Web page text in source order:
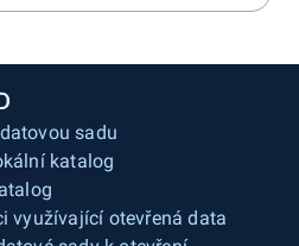
sadu
katalog
využívající otevřená data